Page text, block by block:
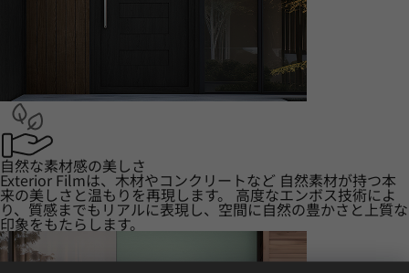
自然な素材感の美しさ
Exterior Filmは、木材やコンクリートなど 自然素材が持つ本
来の美しさと温もりを再現します。 高度なエンボス技術によ
り、質感までもリアルに表現し、空間に自然の豊かさと上質な
印象をもたらします。